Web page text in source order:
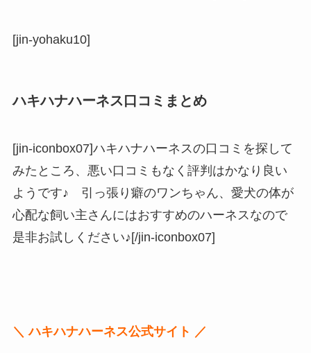
[jin-yohaku10]
ハキハナハーネス口コミまとめ
[jin-iconbox07]ハキハナハーネスの口コミを探して
みたところ、悪い口コミもなく評判はかなり良い
ようです♪ 引っ張り癖のワンちゃん、愛犬の体が
心配な飼い主さんにはおすすめのハーネスなので
是非お試しください♪[/jin-iconbox07]
＼ ハキハナハーネス公式サイト ／